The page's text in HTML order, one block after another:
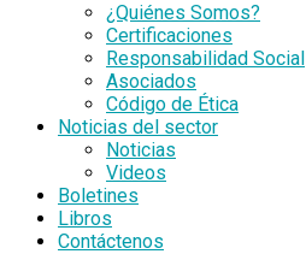
¿Quiénes Somos?
Certificaciones
Responsabilidad Social
Asociados
Código de Ética
Noticias del sector
Noticias
Videos
Boletines
Libros
Contáctenos